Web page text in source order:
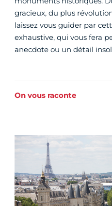
gracieux, du plus
laissez vous guider par
exhaustive, qui vous fera
anecdote ou un détail
On vous raconte